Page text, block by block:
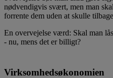
nødvendigvis svært, men man
forrente dem uden at skulle
En overvejelse værd: Skal man
- nu, mens det er billigt?
Virksomhedsøkonomien